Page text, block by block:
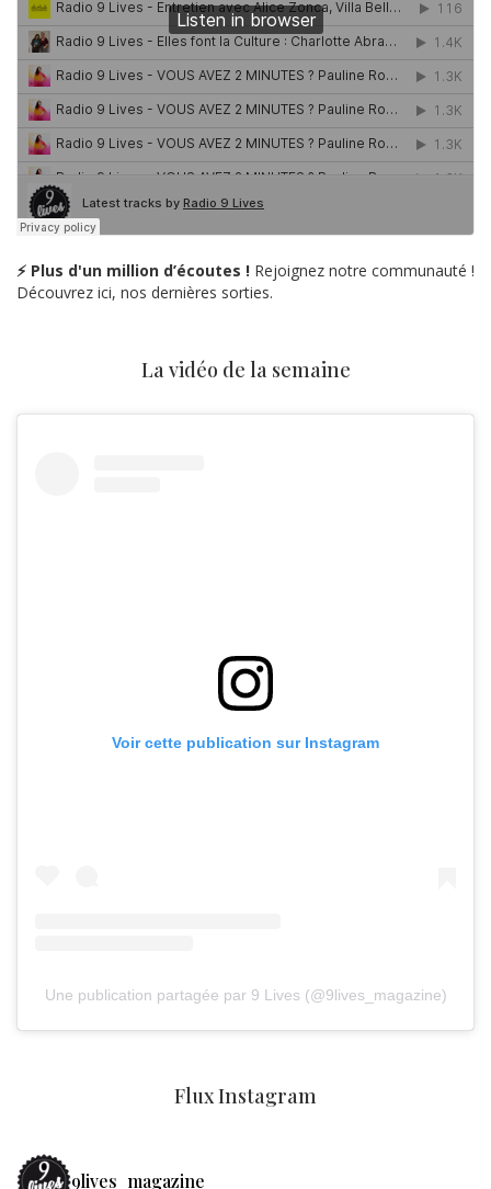
⚡ Plus d'un million d’écoutes ! Rejoignez notre communauté !
Découvrez ici, nos dernières sorties.
La vidéo de la semaine
Voir cette publication sur Instagram
Une publication partagée par 9 Lives (@9lives_magazine)
Flux Instagram
9lives_magazine